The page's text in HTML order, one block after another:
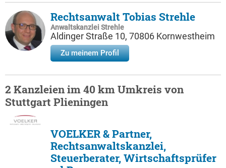
Rechtsanwalt Tobias Strehle
Anwaltskanzlei Strehle
Aldinger Straße 10, 70806 Kornwestheim
Zu meinem Profil
2 Kanzleien im 40 km Umkreis von
Stuttgart Plieningen
VOELKER & Partner,
Rechtsanwaltskanzlei,
Steuerberater, Wirtschaftsprüfer